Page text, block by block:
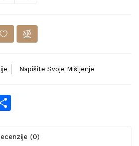
Napišite Svoje Mišljenje
(0)